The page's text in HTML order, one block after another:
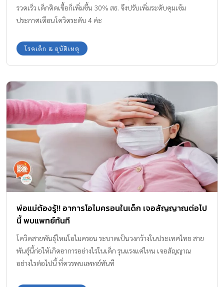
รวดเร็ว เด็กติดเชื้อก็เพิ่มขึ้น 30% สธ. จึงปรับเพิ่มระดับคุมเข้ม
ประกาศเตือนโควิดระดับ 4 ค่ะ
โรคเด็ก & อุบัติเหตุ
พ่อแม่ต้องรู้!! อาการโอไมครอนในเด็ก เจอสัญญาณต่อไป
นี้ พบแพทย์ทันที
โควิดสายพันธุ์ใหม่โอไมครอน ระบาดเป็นวงกว้างในประเทศไทย สาย
พันธุ์นี้ก่อให้เกิดอาการอย่างไรในเด็ก รุนแรงแค่ไหน เจอสัญญาณ
อย่างไรต่อไปนี้ ที่ควรพบแพทย์ทันที